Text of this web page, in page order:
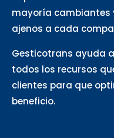
mayoría cambiantes
ajenos a cada
Gesticotrans ayuda
todos los recursos
clientes para que
beneficio.